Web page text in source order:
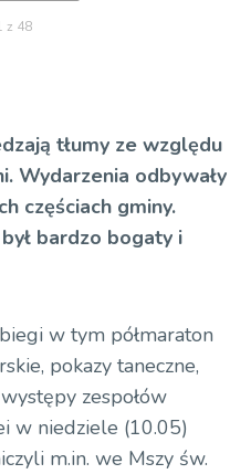
z 48
tłumy ze względu
Wydarzenia odbywały
częściach gminy.
bardzo bogaty i
w tym półmaraton
pokazy taneczne,
zespołów
w niedziele (10.05)
m.in. we Mszy św.